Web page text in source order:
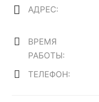
АДРЕС:
ВРЕМЯ
РАБОТЫ:
ТЕЛЕФОН: